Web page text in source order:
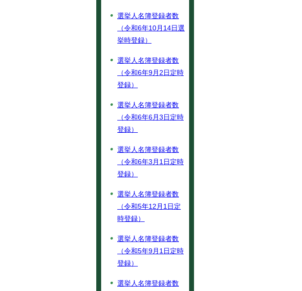
選挙人名簿登録者数
（令和6年10月14日選
挙時登録）
選挙人名簿登録者数
（令和6年9月2日定時
登録）
選挙人名簿登録者数
（令和6年6月3日定時
登録）
選挙人名簿登録者数
（令和6年3月1日定時
登録）
選挙人名簿登録者数
（令和5年12月1日定
時登録）
選挙人名簿登録者数
（令和5年9月1日定時
登録）
選挙人名簿登録者数